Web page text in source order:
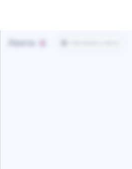
Лента